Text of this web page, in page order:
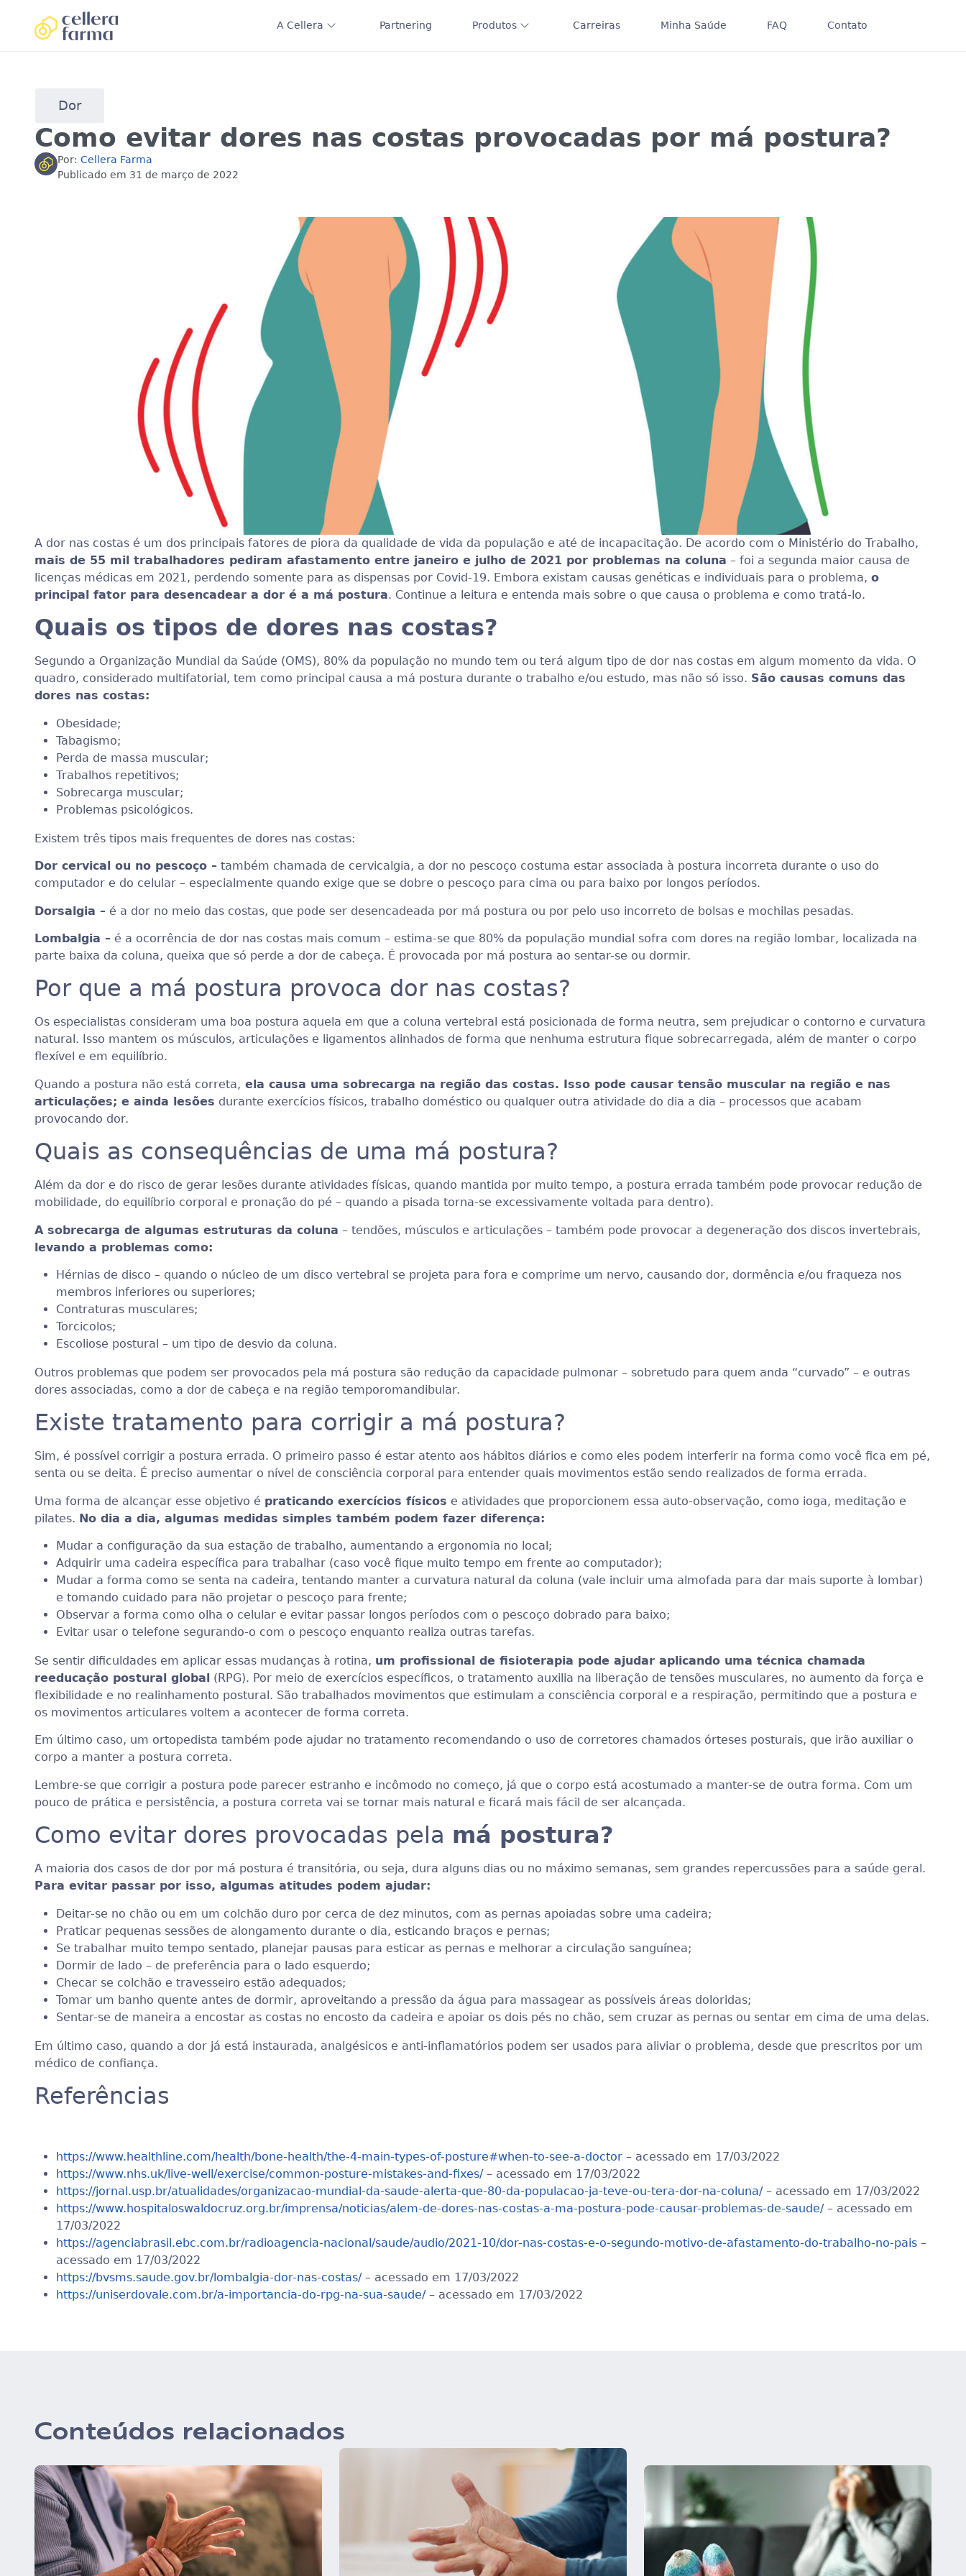
A Cellera Partnering Produtos Carreiras Minha Saúde FAQ Contato
Dor
Como evitar dores nas costas provocadas por má postura?
Por: Cellera Farma
Publicado em 31 de março de 2022
A dor nas costas é um dos principais fatores de piora da qualidade de vida da população e até de incapacitação. De acordo com o Ministério do Trabalho,
mais de 55 mil trabalhadores pediram afastamento entre janeiro e julho de 2021 por problemas na coluna – foi a segunda maior causa de
licenças médicas em 2021, perdendo somente para as dispensas por Covid-19. Embora existam causas genéticas e individuais para o problema, o
principal fator para desencadear a dor é a má postura. Continue a leitura e entenda mais sobre o que causa o problema e como tratá-lo.
Quais os tipos de dores nas costas?
Segundo a Organização Mundial da Saúde (OMS), 80% da população no mundo tem ou terá algum tipo de dor nas costas em algum momento da vida. O
quadro, considerado multifatorial, tem como principal causa a má postura durante o trabalho e/ou estudo, mas não só isso. São causas comuns das
dores nas costas:
Obesidade;
Tabagismo;
Perda de massa muscular;
Trabalhos repetitivos;
Sobrecarga muscular;
Problemas psicológicos.
Existem três tipos mais frequentes de dores nas costas:
Dor cervical ou no pescoço – também chamada de cervicalgia, a dor no pescoço costuma estar associada à postura incorreta durante o uso do
computador e do celular – especialmente quando exige que se dobre o pescoço para cima ou para baixo por longos períodos.
Dorsalgia – é a dor no meio das costas, que pode ser desencadeada por má postura ou por pelo uso incorreto de bolsas e mochilas pesadas.
Lombalgia – é a ocorrência de dor nas costas mais comum – estima-se que 80% da população mundial sofra com dores na região lombar, localizada na
parte baixa da coluna, queixa que só perde a dor de cabeça. É provocada por má postura ao sentar-se ou dormir.
Por que a má postura provoca dor nas costas?
Os especialistas consideram uma boa postura aquela em que a coluna vertebral está posicionada de forma neutra, sem prejudicar o contorno e curvatura
natural. Isso mantem os músculos, articulações e ligamentos alinhados de forma que nenhuma estrutura fique sobrecarregada, além de manter o corpo
flexível e em equilíbrio.
Quando a postura não está correta, ela causa uma sobrecarga na região das costas. Isso pode causar tensão muscular na região e nas
articulações; e ainda lesões durante exercícios físicos, trabalho doméstico ou qualquer outra atividade do dia a dia – processos que acabam
provocando dor.
Quais as consequências de uma má postura?
Além da dor e do risco de gerar lesões durante atividades físicas, quando mantida por muito tempo, a postura errada também pode provocar redução de
mobilidade, do equilíbrio corporal e pronação do pé – quando a pisada torna-se excessivamente voltada para dentro).
A sobrecarga de algumas estruturas da coluna – tendões, músculos e articulações – também pode provocar a degeneração dos discos invertebrais,
levando a problemas como:
Hérnias de disco – quando o núcleo de um disco vertebral se projeta para fora e comprime um nervo, causando dor, dormência e/ou fraqueza nos
membros inferiores ou superiores;
Contraturas musculares;
Torcicolos;
Escoliose postural – um tipo de desvio da coluna.
Outros problemas que podem ser provocados pela má postura são redução da capacidade pulmonar – sobretudo para quem anda “curvado” – e outras
dores associadas, como a dor de cabeça e na região temporomandibular.
Existe tratamento para corrigir a má postura?
Sim, é possível corrigir a postura errada. O primeiro passo é estar atento aos hábitos diários e como eles podem interferir na forma como você fica em pé,
senta ou se deita. É preciso aumentar o nível de consciência corporal para entender quais movimentos estão sendo realizados de forma errada.
Uma forma de alcançar esse objetivo é praticando exercícios físicos e atividades que proporcionem essa auto-observação, como ioga, meditação e
pilates. No dia a dia, algumas medidas simples também podem fazer diferença:
Mudar a configuração da sua estação de trabalho, aumentando a ergonomia no local;
Adquirir uma cadeira específica para trabalhar (caso você fique muito tempo em frente ao computador);
Mudar a forma como se senta na cadeira, tentando manter a curvatura natural da coluna (vale incluir uma almofada para dar mais suporte à lombar)
e tomando cuidado para não projetar o pescoço para frente;
Observar a forma como olha o celular e evitar passar longos períodos com o pescoço dobrado para baixo;
Evitar usar o telefone segurando-o com o pescoço enquanto realiza outras tarefas.
Se sentir dificuldades em aplicar essas mudanças à rotina, um profissional de fisioterapia pode ajudar aplicando uma técnica chamada
reeducação postural global (RPG). Por meio de exercícios específicos, o tratamento auxilia na liberação de tensões musculares, no aumento da força e
flexibilidade e no realinhamento postural. São trabalhados movimentos que estimulam a consciência corporal e a respiração, permitindo que a postura e
os movimentos articulares voltem a acontecer de forma correta.
Em último caso, um ortopedista também pode ajudar no tratamento recomendando o uso de corretores chamados órteses posturais, que irão auxiliar o
corpo a manter a postura correta.
Lembre-se que corrigir a postura pode parecer estranho e incômodo no começo, já que o corpo está acostumado a manter-se de outra forma. Com um
pouco de prática e persistência, a postura correta vai se tornar mais natural e ficará mais fácil de ser alcançada.
Como evitar dores provocadas pela má postura?
A maioria dos casos de dor por má postura é transitória, ou seja, dura alguns dias ou no máximo semanas, sem grandes repercussões para a saúde geral.
Para evitar passar por isso, algumas atitudes podem ajudar:
Deitar-se no chão ou em um colchão duro por cerca de dez minutos, com as pernas apoiadas sobre uma cadeira;
Praticar pequenas sessões de alongamento durante o dia, esticando braços e pernas;
Se trabalhar muito tempo sentado, planejar pausas para esticar as pernas e melhorar a circulação sanguínea;
Dormir de lado – de preferência para o lado esquerdo;
Checar se colchão e travesseiro estão adequados;
Tomar um banho quente antes de dormir, aproveitando a pressão da água para massagear as possíveis áreas doloridas;
Sentar-se de maneira a encostar as costas no encosto da cadeira e apoiar os dois pés no chão, sem cruzar as pernas ou sentar em cima de uma delas.
Em último caso, quando a dor já está instaurada, analgésicos e anti-inflamatórios podem ser usados para aliviar o problema, desde que prescritos por um
médico de confiança.
Referências
https://www.healthline.com/health/bone-health/the-4-main-types-of-posture#when-to-see-a-doctor – acessado em 17/03/2022
https://www.nhs.uk/live-well/exercise/common-posture-mistakes-and-fixes/– acessado em 17/03/2022
https://jornal.usp.br/atualidades/organizacao-mundial-da-saude-alerta-que-80-da-populacao-ja-teve-ou-tera-dor-na-coluna/– acessado em 17/03/2022
https://www.hospitaloswaldocruz.org.br/imprensa/noticias/alem-de-dores-nas-costas-a-ma-postura-pode-causar-problemas-de-saude/– acessado em
17/03/2022
https://agenciabrasil.ebc.com.br/radioagencia-nacional/saude/audio/2021-10/dor-nas-costas-e-o-segundo-motivo-de-afastamento-do-trabalho-no-pais –
acessado em 17/03/2022
https://bvsms.saude.gov.br/lombalgia-dor-nas-costas/– acessado em 17/03/2022
https://uniserdovale.com.br/a-importancia-do-rpg-na-sua-saude/– acessado em 17/03/2022
Conteúdos relacionados